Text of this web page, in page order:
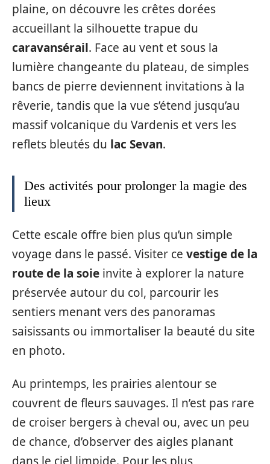
plaine, on découvre les crêtes dorées
accueillant la silhouette trapue du
caravansérail. Face au vent et sous la
lumière changeante du plateau, de simples
bancs de pierre deviennent invitations à la
rêverie, tandis que la vue s’étend jusqu’au
massif volcanique du Vardenis et vers les
reflets bleutés du lac Sevan.
Des activités pour prolonger la magie des
lieux
Cette escale offre bien plus qu’un simple
voyage dans le passé. Visiter ce vestige de la
route de la soie invite à explorer la nature
préservée autour du col, parcourir les
sentiers menant vers des panoramas
saisissants ou immortaliser la beauté du site
en photo.
Au printemps, les prairies alentour se
couvrent de fleurs sauvages. Il n’est pas rare
de croiser bergers à cheval ou, avec un peu
de chance, d’observer des aigles planant
dans le ciel limpide. Pour les plus